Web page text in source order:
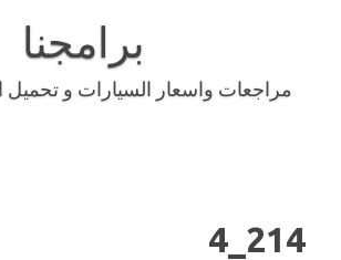
برامجنا
مراجعات واسعار السيارات و تحميل
214_4